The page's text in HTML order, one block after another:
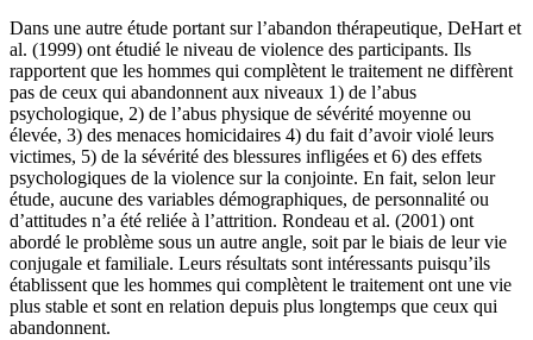
Dans une autre étude portant sur l’abandon thérapeutique, DeHart et
al. (1999) ont étudié le niveau de violence des participants. Ils
rapportent que les hommes qui complètent le traitement ne diffèrent
pas de ceux qui abandonnent aux niveaux 1) de l’abus
psychologique, 2) de l’abus physique de sévérité moyenne ou
élevée, 3) des menaces homicidaires 4) du fait d’avoir violé leurs
victimes, 5) de la sévérité des blessures infligées et 6) des effets
psychologiques de la violence sur la conjointe. En fait, selon leur
étude, aucune des variables démographiques, de personnalité ou
d’attitudes n’a été reliée à l’attrition. Rondeau et al. (2001) ont
abordé le problème sous un autre angle, soit par le biais de leur vie
conjugale et familiale. Leurs résultats sont intéressants puisqu’ils
établissent que les hommes qui complètent le traitement ont une vie
plus stable et sont en relation depuis plus longtemps que ceux qui
abandonnent.